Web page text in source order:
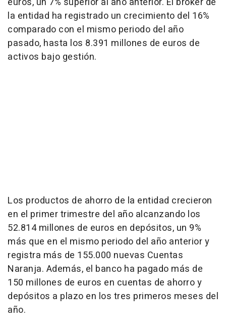
la entidad ha registrado un crecimiento del 16%
comparado con el mismo periodo del año
pasado, hasta los 8.391 millones de euros de
activos bajo gestión.
Los productos de ahorro de la entidad crecieron
en el primer trimestre del año alcanzando los
52.814 millones de euros en depósitos, un 9%
más que en el mismo periodo del año anterior y
registra más de 155.000 nuevas Cuentas
Naranja. Además, el banco ha pagado más de
150 millones de euros en cuentas de ahorro y
depósitos a plazo en los tres primeros meses del
año.